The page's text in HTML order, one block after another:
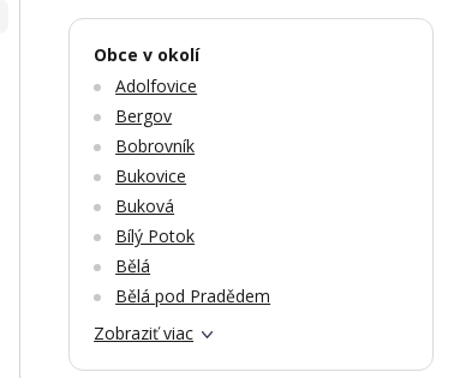
Obce v okolí
Adolfovice
Bergov
Bobrovník
Bukovice
Buková
Bílý Potok
Bělá
Bělá pod Pradědem
Zobraziť viac